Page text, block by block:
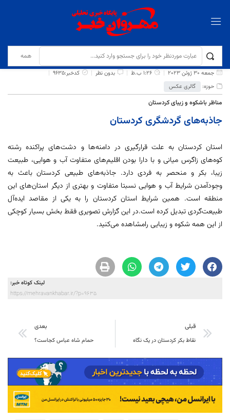
برگ نخست نوشته‌ها
جاذبه‌های گردشگری کردستان
جمعه 30 ژوئن 2023
1:26 ب.ظ بدون نظر
کدخبر:9635
حوزه:
گالری عکس
مناظر باشکوه و زیبای کردستان
جاذبه‌های گردشگری کردستان
استان کردستان به علت قرارگیری در دامنه‌ها و دشت‌های پراکنده رشته
کوه‌های زاگرس میانی و با دارا بودن اقلیم‌های متفاوت آب و هوایی، طبیعت
زیبا، بکر و منحصر به فردی دارد. جاذبه‌های طبیعی کردستان باعث به
وجودآمدن شرایط آب و هوایی نسبتا متفاوت و بهتری از دیگر استان‌های این
منطقه است. همین شرایط استان کردستان را به یکی از مقاصد ایده‌آل
طبیعت‌گردی تبدیل کرده است.در این گزارش تصویری فقط بخش بسیار کوچکی
از این همه شکوه و زیبایی رامشاهده می‌کنید.
لینک کوتاه خبر:
https://mehravankhabar.ir/?p=9635
قبلی
نقاط بکر کردستان در یک نگاه
بعدی
حمام شاه عباس کجاست؟